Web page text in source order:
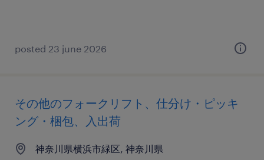
posted 23 june 2026
その他のフォークリフト、仕分け・ピッキ
ング・梱包、入出荷
神奈川県横浜市緑区, 神奈川県